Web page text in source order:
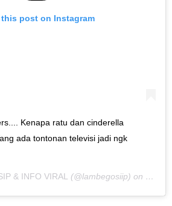
this post on Instagram
Kenapa ratu dan cinderella
ada tontonan televisi jadi ngk
& INFO VIRAL (@lambegosiip) on Sep